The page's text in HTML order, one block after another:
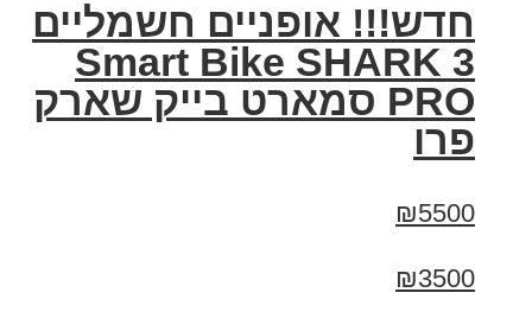
חדש!!! אופניים חשמליים
Smart Bike SHARK 3
PRO סמארט בייק שארק
פרו
₪5500
₪3500